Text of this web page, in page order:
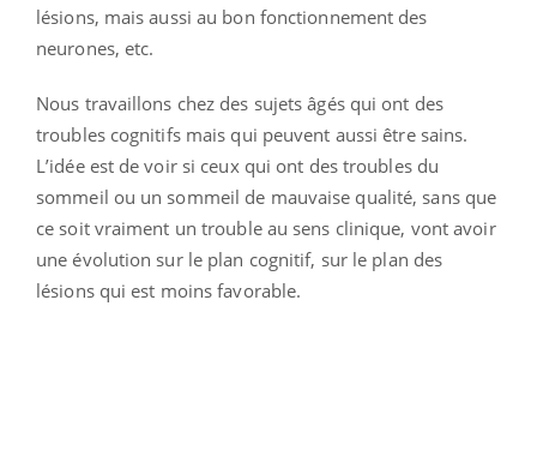
lésions, mais aussi au bon fonctionnement des
neurones, etc.
Nous travaillons chez des sujets âgés qui ont des
troubles cognitifs mais qui peuvent aussi être sains.
L’idée est de voir si ceux qui ont des troubles du
sommeil ou un sommeil de mauvaise qualité, sans que
ce soit vraiment un trouble au sens clinique, vont avoir
une évolution sur le plan cognitif, sur le plan des
lésions qui est moins favorable.